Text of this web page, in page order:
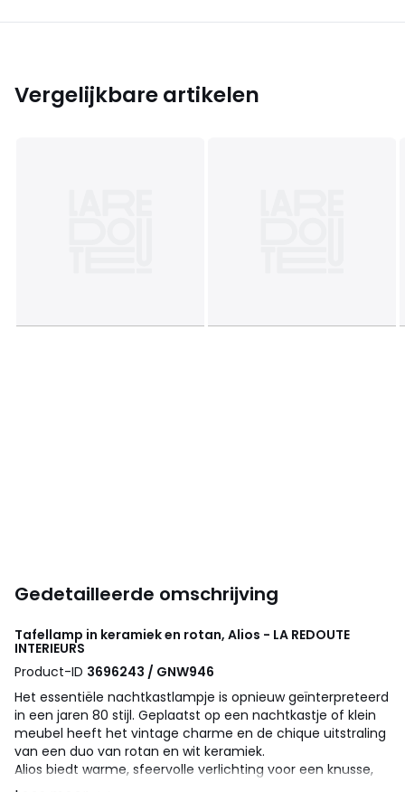
Vergelijkbare artikelen
Gedetailleerde omschrijving
Tafellamp in keramiek en rotan, Alios - LA REDOUTE
INTERIEURS
Product-ID 3696243 / GNW946
Het essentiële nachtkastlampje is opnieuw geïnterpreteerd
in een jaren 80 stijl. Geplaatst op een nachtkastje of klein
meubel heeft het vintage charme en de chique uitstraling
van een duo van rotan en wit keramiek.
Alios biedt warme, sfeervolle verlichting voor een knusse,
intieme